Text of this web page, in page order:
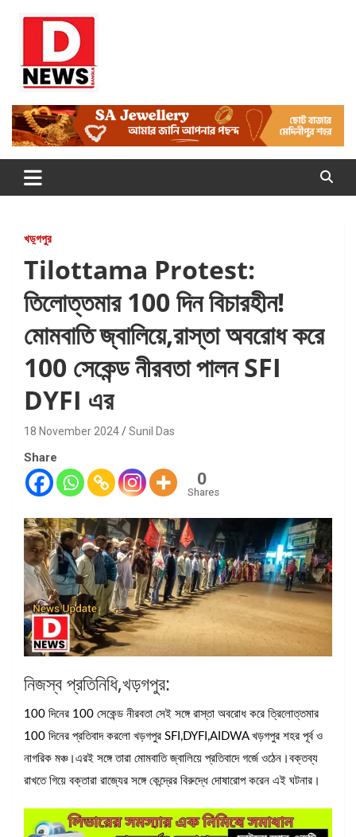
Dnews
#Medinipur24X7News
খড়্গপুর
Tilottama Protest:
তিলোত্তমার 100 দিন বিচারহীন!
মোমবাতি জ্বালিয়ে,রাস্তা অবরোধ করে
100 সেকেন্ড নীরবতা পালন SFI
DYFI এর
18 November 2024 Sunil Das
Share
0
Shares
নিজস্ব প্রতিনিধি,খড়গপুর:
100 দিনের 100 সেকেন্ড নীরবতা সেই সঙ্গে রাস্তা অবরোধ করে ত্রিলোত্তমার
100 দিনের প্রতিবাদ করলো খড়গপুর SFI,DYFI,AIDWA খড়গপুর শহর পূর্ব ও
নাগরিক মঞ্চ।এরই সঙ্গে তারা মোমবাতি জ্বালিয়ে প্রতিবাদে গর্জে ওঠেন।বক্তব্য
রাখতে গিয়ে বক্তারা রাজ্যের সঙ্গে কেন্দ্রের বিরুদ্ধে দোষারোপ করেন এই ঘটনার।